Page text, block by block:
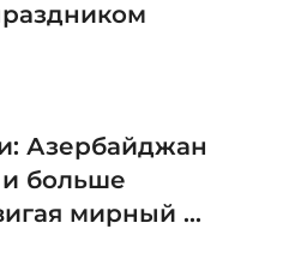
Азербайджан
больше
мирный ...